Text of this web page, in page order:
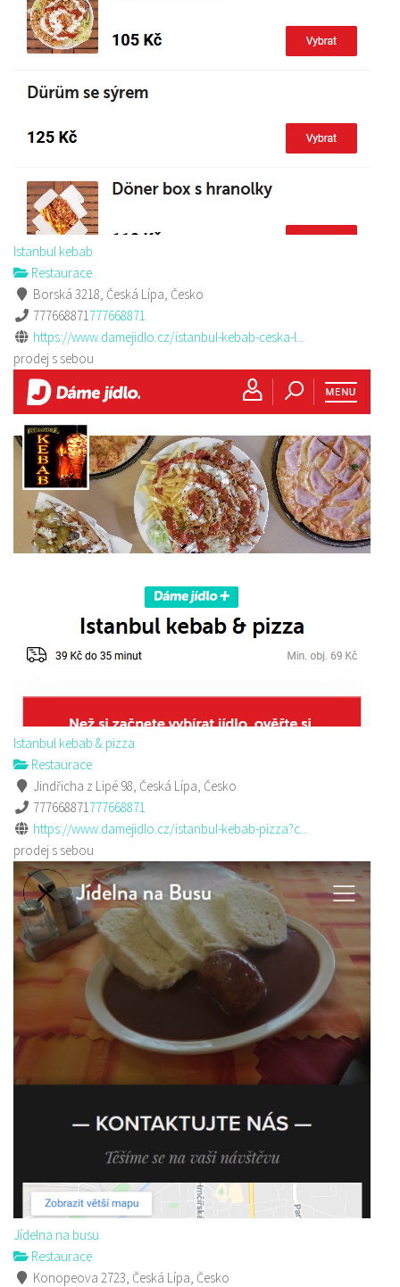
Istanbul kebab
Restaurace
Borská 3218, Česká Lípa, Česko
777668871777668871
https://www.damejidlo.cz/istanbul-kebab-ceska-l...
prodej s sebou
Istanbul kebab & pizza
Restaurace
Jindřicha z Lipé 98, Česká Lípa, Česko
777668871777668871
https://www.damejidlo.cz/istanbul-kebab-pizza?c...
prodej s sebou
Jídelna na busu
Restaurace
Konopeova 2723, Česká Lípa, Česko